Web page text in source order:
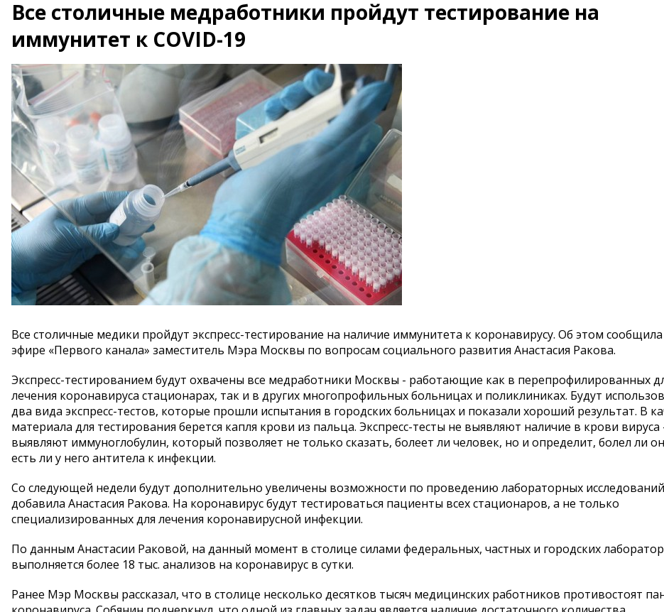
Все столичные медработники пройдут тестирование на
иммунитет к COVID-19
Все столичные медики пройдут экспресс-тестирование на наличие иммунитета к коронавирусу. Об этом
эфире «Первого канала» заместитель Мэра Москвы по вопросам социального развития Анастасия Ракова.
Экспресс-тестированием будут охвачены все медработники Москвы - работающие как в перепрофилированных
лечения коронавируса стационарах, так и в других многопрофильных больницах и поликлиниках. Будут
два вида экспресс-тестов, которые прошли испытания в городских больницах и показали хороший результат. В
материала для тестирования берется капля крови из пальца. Экспресс-тесты не выявляют наличие в крови вируса
выявляют иммуноглобулин, который позволяет не только сказать, болеет ли человек, но и определит, болел ли
есть ли у него антитела к инфекции.
Со следующей недели будут дополнительно увеличены возможности по проведению лабораторных
добавила Анастасия Ракова. На коронавирус будут тестироваться пациенты всех стационаров, а не только
специализированных для лечения коронавирусной инфекции.
По данным Анастасии Раковой, на данный момент в столице силами федеральных, частных и городских
выполняется более 18 тыс. анализов на коронавирус в сутки.
Ранее Мэр Москвы рассказал, что в столице несколько десятков тысяч медицинских работников противостоят